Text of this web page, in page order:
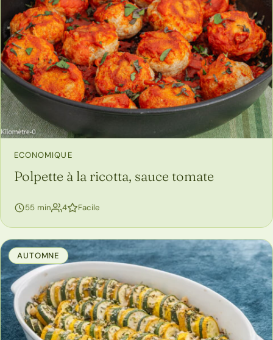
ECONOMIQUE
Polpette à la ricotta, sauce tomate
55 min 4personnes
Facile
AUTOMNE